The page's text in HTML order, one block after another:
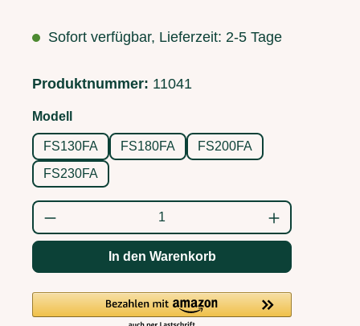
Sofort verfügbar, Lieferzeit: 2-5 Tage
Produktnummer: 11041
Modell auswählen
FS130FA FS180FA
FS200FA
FS230FA
Produkt Anzahl: Gib den gewünschten
In den Warenkorb